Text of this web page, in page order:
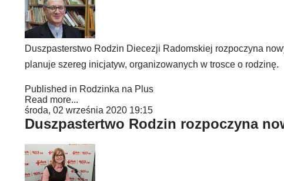
Duszpasterstwo Rodzin Diecezji Radomskiej rozpoczyna
planuje szereg inicjatyw, organizowanych w trosce o rodzinę.
Published in Rodzinka na Plus
Read more...
środa, 02 września 2020 19:15
Duszpastertwo Rodzin rozpoczyna